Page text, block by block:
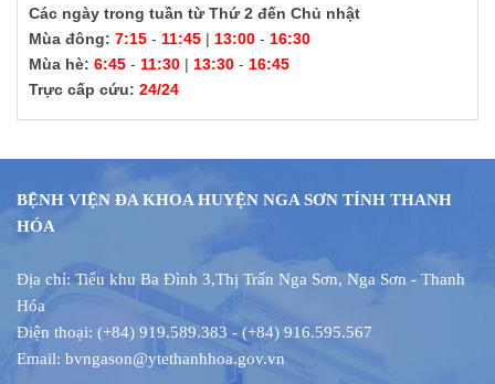
Các ngày trong tuần từ Thứ 2 đến Chủ nhật
Mùa đông: 7:15 - 11:45 | 13:00 - 16:30
Mùa hè: 6:45 - 11:30 | 13:30 - 16:45
Trực cấp cứu: 24/24
BỆNH VIỆN ĐA KHOA HUYỆN NGA SƠN TỈNH THANH
HÓA
Địa chỉ: Tiểu khu Ba Đình 3,Thị Trấn Nga Sơn, Nga Sơn - Thanh
Hóa
Điện thoại: (+84) 919.589.383 - (+84) 916.595.567
Email: bvngason@ytethanhhoa.gov.vn